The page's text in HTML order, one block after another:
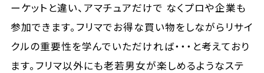
ーケットと違い、アマチュアだけで なくプロや企業も
参加できます。フリマでお得な買い物をしながらリサイ
クルの重要性を学んでいただければ・・・と考えており
ます。フリマ以外にも老若男女が楽しめるようなステ